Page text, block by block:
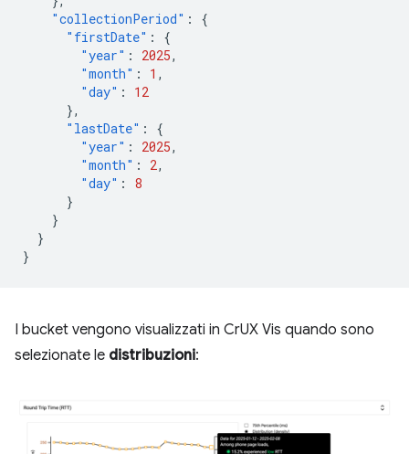
"collectionPeriod" :
{
"firstDate" :
{
"year" : 2025,
"month" : 1 ,
"day" :
12
},
"lastDate" :
{
"year" : 2025,
"month" : 2,
"day" :
8
}
}
}
}
I bucket vengono visualizzati in CrUX Vis quando sono
selezionate le distribuzioni: